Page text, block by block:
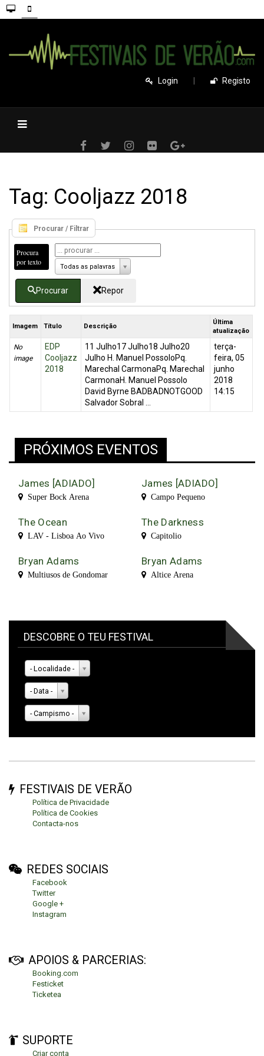
Login Registo
Tag: Cooljazz 2018
Procurar / Filtrar
Procura
por texto
Todas as palavras
Procurar Repor
Imagem Título Descrição
Última
atualização
No
image
EDP
Cooljazz
2018
11 Julho17 Julho18 Julho20
Julho H. Manuel PossoloPq.
Marechal CarmonaPq. Marechal
CarmonaH. Manuel Possolo
David Byrne BADBADNOTGOOD
Salvador Sobral ...
terça-
feira, 05
junho
2018
14:15
PRÓXIMOS EVENTOS
James [ADIADO]
Super Bock Arena
James [ADIADO]
Campo Pequeno
The Ocean
LAV - Lisboa Ao Vivo
The Darkness
Capitolio
Bryan Adams
Multiusos de Gondomar
Bryan Adams
Altice Arena
DESCOBRE O TEU FESTIVAL
- Localidade -
- Data -
- Campismo -
FESTIVAIS DE VERÃO
Política de Privacidade
Política de Cookies
Contacta-nos
REDES SOCIAIS
Facebook
Twitter
Google +
Instagram
APOIOS & PARCERIAS:
Booking.com
Festicket
Ticketea
SUPORTE
Criar conta